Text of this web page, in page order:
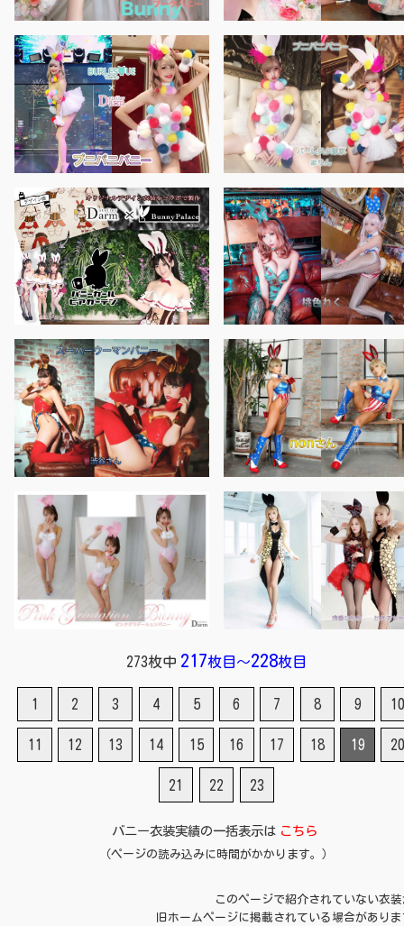
273枚中 217枚目 ～228枚目
1 2 3 4 5 6 7 8 9
11 12 13 14 15 16 17 18 19
21 22 23
バニー衣装実績の一括表示は こちら
（ページの読み込みに時間がかかります。）
このページで紹介されていない衣
旧ホームページに掲載されている場合があり